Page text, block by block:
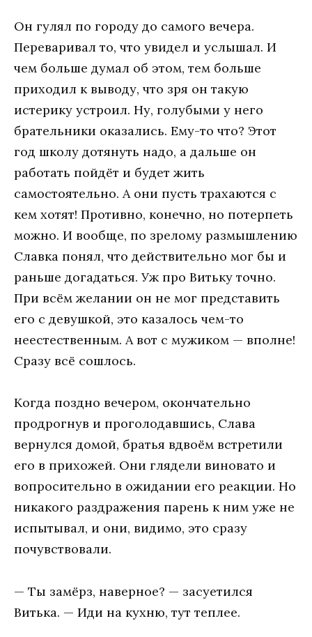
Он гулял по городу до самого вечера.
Переваривал то, что увидел и услышал. И
чем больше думал об этом, тем больше
приходил к выводу, что зря он такую
истерику устроил. Ну, голубыми у него
брательники оказались. Ему-то что? Этот
год школу дотянуть надо, а дальше он
работать пойдёт и будет жить
самостоятельно. А они пусть трахаются с
кем хотят! Противно, конечно, но потерпеть
можно. И вообще, по зрелому размышлению
Славка понял, что действительно мог бы и
раньше догадаться. Уж про Витьку точно.
При всём желании он не мог представить
его с девушкой, это казалось чем-то
неестественным. А вот с мужиком — вполне!
Сразу всё сошлось.
Когда поздно вечером, окончательно
продрогнув и проголодавшись, Слава
вернулся домой, братья вдвоём встретили
его в прихожей. Они глядели виновато и
вопросительно в ожидании его реакции. Но
никакого раздражения парень к ним уже не
испытывал, и они, видимо, это сразу
почувствовали.
— Ты замёрз, наверное? — засуетился
Витька. — Иди на кухню, тут теплее.